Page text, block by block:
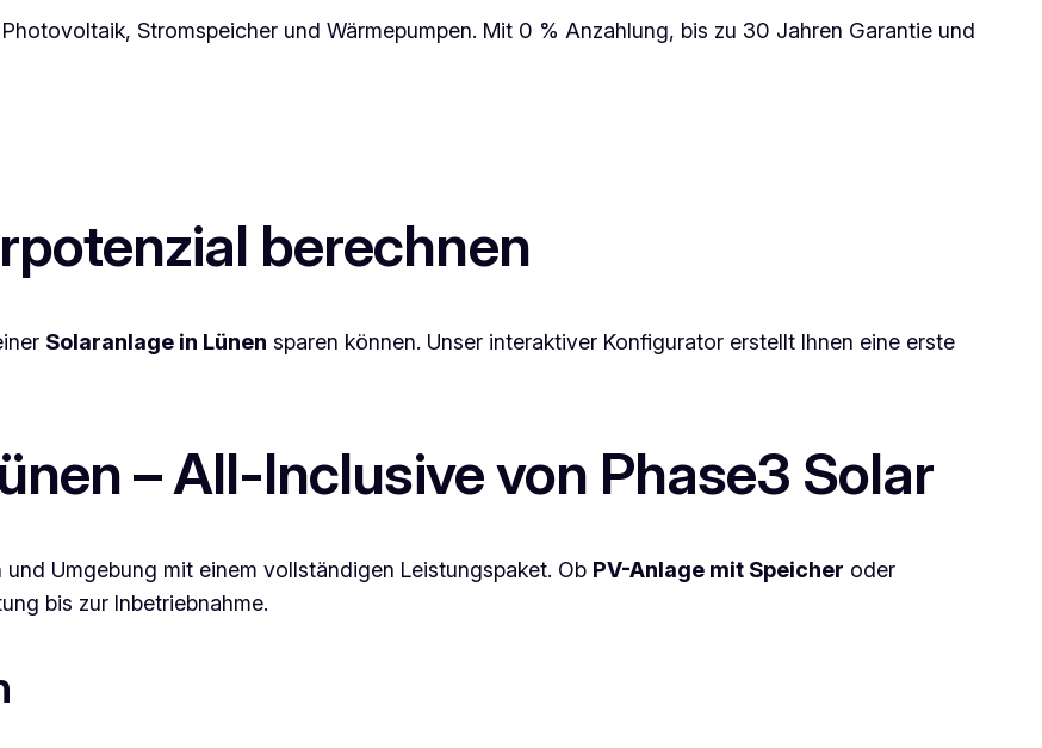
Stromspeicher und Wärmepumpen. Mit 0 % Anzahlung, bis zu 30 Jahren Garantie und
berechnen
Solaranlage in Lünen sparen können. Unser interaktiver Konfigurator erstellt Ihnen eine erste
– All-Inclusive von Phase3 Solar
Umgebung mit einem vollständigen Leistungspaket. Ob PV-Anlage mit Speicher oder
bis zur Inbetriebnahme.